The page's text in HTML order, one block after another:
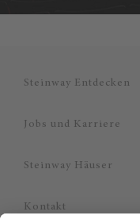
Steinway Entdecken
Jobs und Karriere
Steinway Häuser
Kontakt